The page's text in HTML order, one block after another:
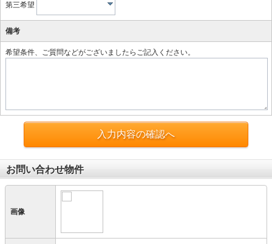
第三希望
備考
希望条件、ご質問などがございましたらご記入ください。
入力内容の確認へ
お問い合わせ物件
画像